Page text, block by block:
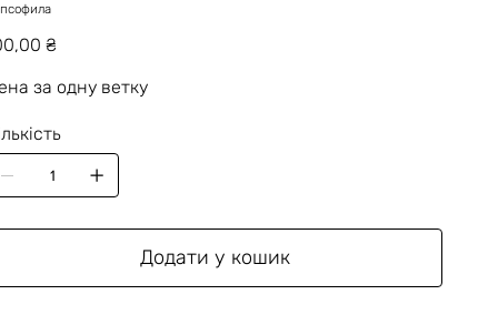
₴
за одну ветку
Додати у кошик